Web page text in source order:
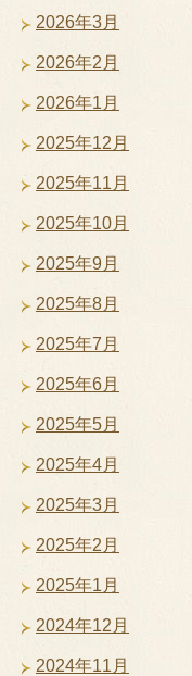
2026年3月
2026年2月
2026年1月
2025年12月
2025年11月
2025年10月
2025年9月
2025年8月
2025年7月
2025年6月
2025年5月
2025年4月
2025年3月
2025年2月
2025年1月
2024年12月
2024年11月